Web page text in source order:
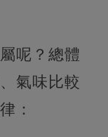
呢？總體
氣味比較
：